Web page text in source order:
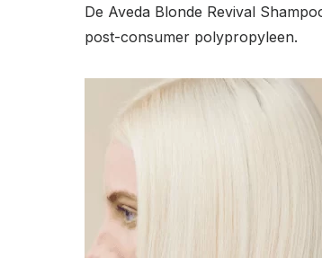
De Aveda Blonde Revival
post-consumer polypropyleen.